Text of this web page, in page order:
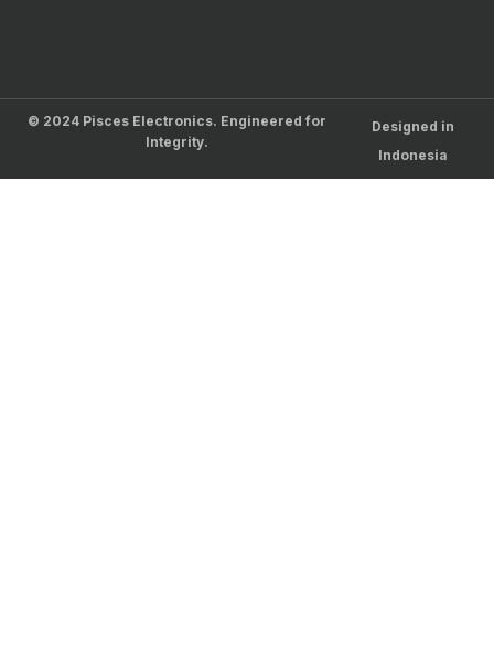
© 2024 Pisces Electronics. Engineered for
Integrity.
Designed in
Indonesia